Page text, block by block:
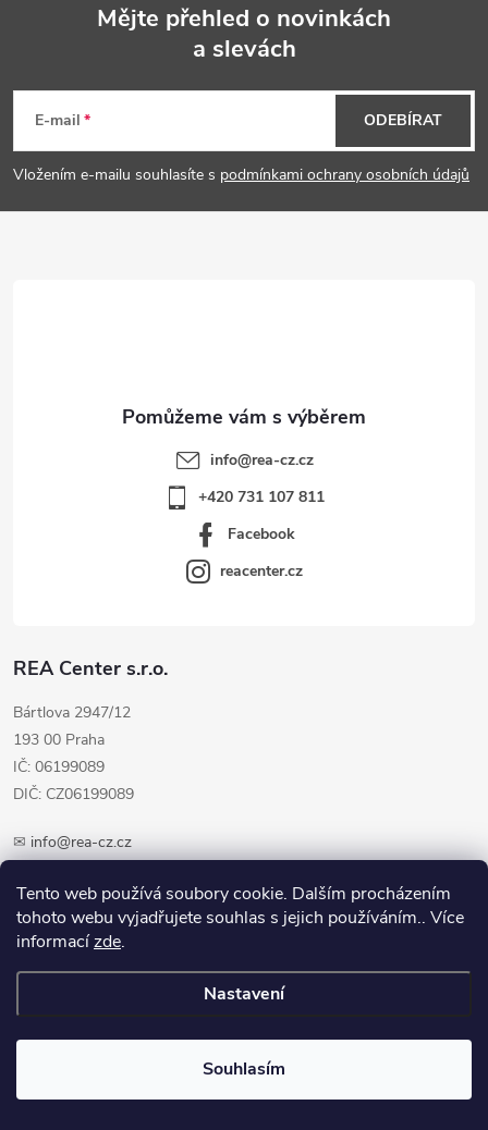
Tento web používá soubory cookie. Dalším procházením
tohoto webu vyjadřujete souhlas s jejich používáním.. Více
informacízde.
Nastavení
Souhlasím
p
a
Mějte přehled o novinkách
a slevách
E-mail
Vložením e-mailu souhlasíte s podmínkami ochrany osobních údajů
ODEBÍRAT
REA Center s.r.o.
Bártlova 2947/12
193 00 Praha
IČ: 06199089
DIČ: CZ06199089
✉ info@rea-cz.cz
info@rea-cz.cz
+420 731 107 811
Facebook
reacenter.cz
Copyright 2026
cookies